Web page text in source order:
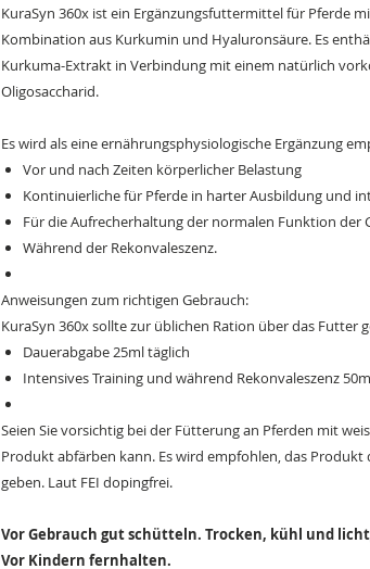
KuraSyn 360x ist ein Ergänzungsfuttermittel für Pferde
Kombination aus Kurkumin und Hyaluronsäure. Es
Kurkuma-Extrakt in Verbindung mit einem natürlich
Oligosaccharid.
Es wird als eine ernährungsphysiologische Ergänzung
Vor und nach Zeiten körperlicher Belastung
Kontinuierliche für Pferde in harter Ausbildung und
Für die Aufrecherhaltung der normalen Funktion der
Während der Rekonvaleszenz.
Anweisungen zum richtigen Gebrauch:
KuraSyn 360x sollte zur üblichen Ration über das Futter
Dauerabgabe 25ml täglich
Intensives Training und während Rekonvaleszenz
Seien Sie vorsichtig bei der Fütterung an Pferden mit
Produkt abfärben kann. Es wird empfohlen, das Produkt
geben. Laut FEI dopingfrei.
Vor Gebrauch gut schütteln. Trocken, kühl und
Vor Kindern fernhalten.